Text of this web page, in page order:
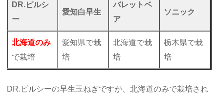
DR.ピルシ
ー
愛知白早生
バレットベ
ア
ソニック
北海道のみ
で栽培
愛知県で栽
培
北海道で栽
培
栃木県で栽
培
DR.ピルシーの早生玉ねぎですが、北海道のみで栽培され